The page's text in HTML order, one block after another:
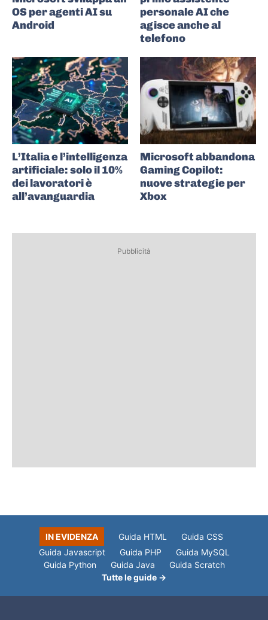
OS per agenti AI su
Android
personale AI che
agisce anche al
telefono
L’Italia e l’intelligenza
artificiale: solo il 10%
dei lavoratori è
all’avanguardia
Microsoft abbandona
Gaming Copilot:
nuove strategie per
Xbox
Pubblicità
IN EVIDENZA Guida HTML
Guida CSS
Guida Javascript
Guida PHP
Guida MySQL
Guida Python
Guida Java
Guida Scratch
Tutte le guide →